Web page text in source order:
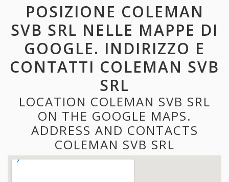
POSIZIONE COLEMAN
SVB SRL NELLE MAPPE DI
GOOGLE. INDIRIZZO E
CONTATTI COLEMAN SVB
SRL
LOCATION COLEMAN SVB SRL
ON THE GOOGLE MAPS.
ADDRESS AND CONTACTS
COLEMAN SVB SRL